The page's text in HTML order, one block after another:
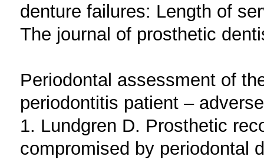
denture failures: Length of
The journal of prosthetic
Periodontal assessment of
periodontitis patient –
1. Lundgren D. Prosthetic
compromised by periodontal